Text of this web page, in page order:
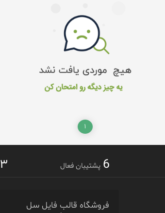
۱
6 پشتیبان فعال ۳
فروشگاه قالب فایل سل